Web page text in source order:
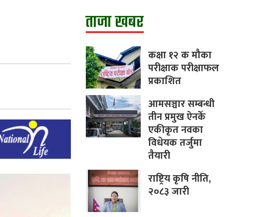
ताजा खबर
कक्षा १२ क मौका
परीक्षाक परीक्षाफल
प्रकाशित
आमसञ्चार सम्बन्धी
तीन प्रमुख ऐनकेँ
एकीकृत नवका
विधेयक तर्जुमा
तैयारी
राष्ट्रिय कृषि नीति,
२०८३ जारी